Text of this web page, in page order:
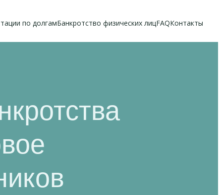
по долгамБанкротство физических лицFAQКонтакты